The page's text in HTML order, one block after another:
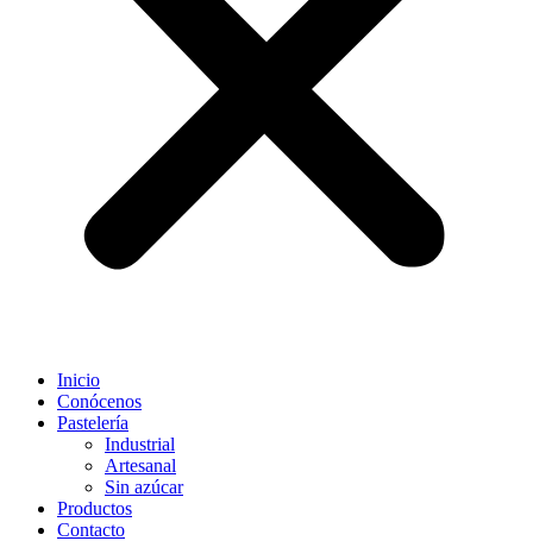
Inicio
Conócenos
Pastelería
Industrial
Artesanal
Sin azúcar
Productos
Contacto